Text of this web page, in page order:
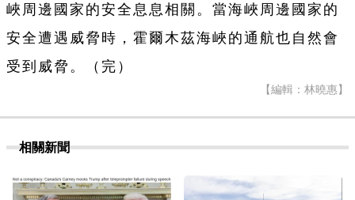
峽周邊國家的安全息息相關。當海峽周邊國家的
安全遭遇威脅時，霍爾木茲海峽的通航也自然會
受到威脅。（完）
【編輯：林曉惠】
相關新聞